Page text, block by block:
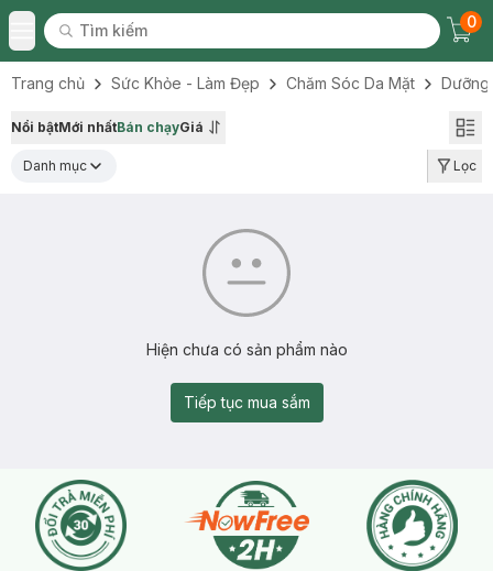
Toggle Menu
Tìm kiếm
Tìm kiếm
0
Trang chủ Sức Khỏe - Làm Đẹp Chăm Sóc Da Mặt Dưỡng
Nổi bậtMới nhấtBán chạyGiá
Danh mục Lọc
Hiện chưa có sản phẩm nào
Tiếp tục mua sắm